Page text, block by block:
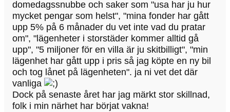
domedagssnubbe och saker som "usa har ju hur
mycket pengar som helst", "mina fonder har gått
upp 5% på 6 månader du vet inte vad du pratar
om", "lägenheter i storstäder kommer alltid gå
upp", "5 miljoner för en villa är ju skitbilligt", "min
lägenhet har gått upp i pris så jag köpte en ny bil
och tog lånet på lägenheten". ja ni vet det där
vanliga
Dock på senaste året har jag märkt stor skillnad,
folk i min närhet har börjat vakna!